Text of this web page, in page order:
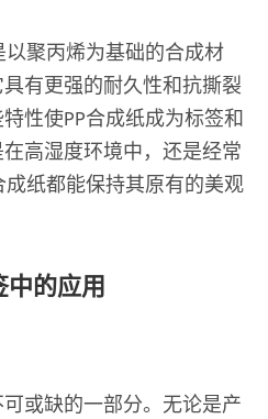
聚丙烯为基础的合成材
有更强的耐久性和抗撕裂
性使PP合成纸成为标签和
高湿度环境中，还是经常
成纸都能保持其原有的美观
中的应用
或缺的一部分。无论是产